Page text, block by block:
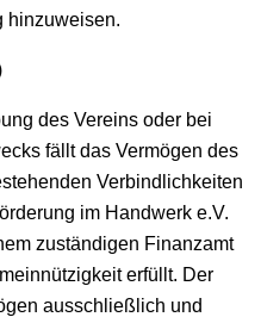
hinzuweisen.
des Vereins oder bei
fällt das Vermögen des
Verbindlichkeiten
im Handwerk e.V.
zuständigen Finanzamt
erfüllt. Der
ausschließlich und